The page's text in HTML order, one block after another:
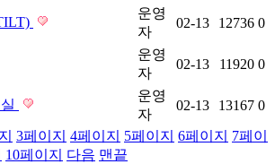
운영
자
02-13 12736 0
운영
자
02-13 11920 0
운영
자
02-13 13167 0
3페이지 4페이지 5페이지 6페이지 7페이
10페이지 다음 맨끝